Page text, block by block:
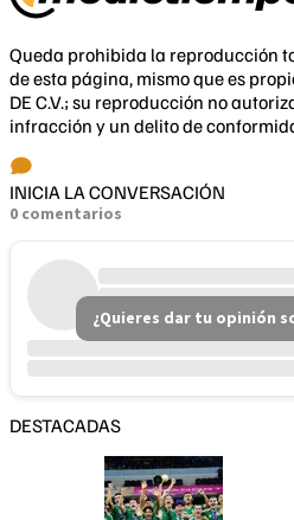
Queda prohibida la reproducción
de esta página, mismo que es
DE C.V.; su reproducción no
infracción y un delito de
INICIA LA CONVERSACIÓN
0 comentarios
¿Quieres dar tu opinión
DESTACADAS